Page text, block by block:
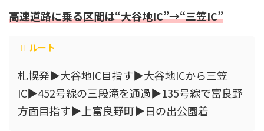
高速道路に乗る区間は“大谷地IC”→“三笠IC”
ルート
札幌発▶大谷地IC目指す▶大谷地ICから三笠
IC▶452号線の三段滝を通過▶135号線で富良野
方面目指す▶上富良野町▶日の出公園着